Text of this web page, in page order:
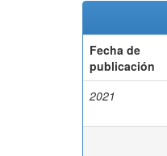
Fecha de
publicación
2021